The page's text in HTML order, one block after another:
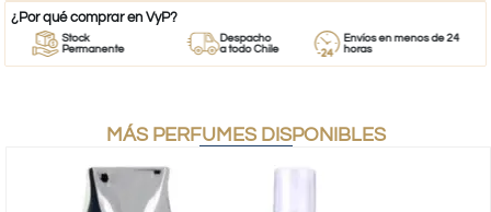
¿Por qué comprar en VyP?
Stock
Permanente
Despacho
a todo Chile
Envíos en menos de 24
horas
MÁS PERFUMES DISPONIBLES